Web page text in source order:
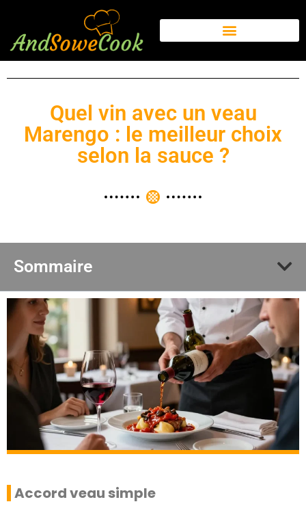
Quel vin avec un veau
Marengo : le meilleur choix
selon la sauce ?
Sommaire
Accord veau simple